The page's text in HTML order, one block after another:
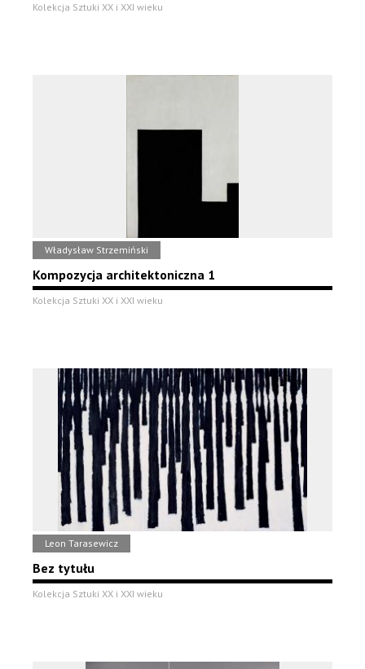
Kolekcja Sztuki XX i XXI wieku
Władysław Strzemiński
Kompozycja architektoniczna 1
Kolekcja Sztuki XX i XXI wieku
Leon Tarasewicz
Bez tytułu
Kolekcja Sztuki XX i XXI wieku